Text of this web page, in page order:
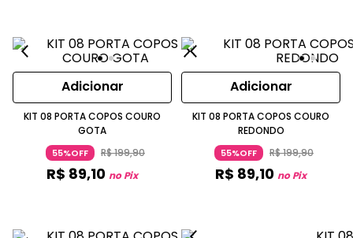
Adicionar
KIT 08 PORTA COPOS COURO
GOTA
55%OFF R$199,90
R$ 89,10 no Pix
Adicionar
KIT 08 PORTA COPOS COURO
REDONDO
55%OFF R$199,90
R$ 89,10 no Pix